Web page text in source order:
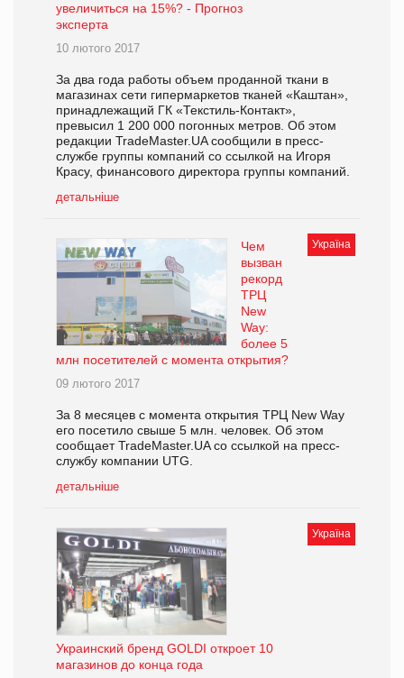
увеличиться на 15%? - Прогноз
эксперта
10 лютого 2017
За два года работы объем проданной ткани в
магазинах сети гипермаркетов тканей «Каштан»,
принадлежащий ГК «Текстиль-Контакт»,
превысил 1 200 000 погонных метров. Об этом
редакции TradeMaster.UA сообщили в пресс-
службе группы компаний со ссылкой на Игоря
Красу, финансового директора группы компаний.
детальніше
Україна
Чем
вызван
рекорд
ТРЦ
New
Way:
более 5
млн посетителей с момента открытия?
09 лютого 2017
За 8 месяцев с момента открытия ТРЦ New Way
его посетило свыше 5 млн. человек. Об этом
сообщает TradeMaster.UA со ссылкой на пресс-
службу компании UTG.
детальніше
Україна
Украинский бренд GOLDI откроет 10
магазинов до конца года